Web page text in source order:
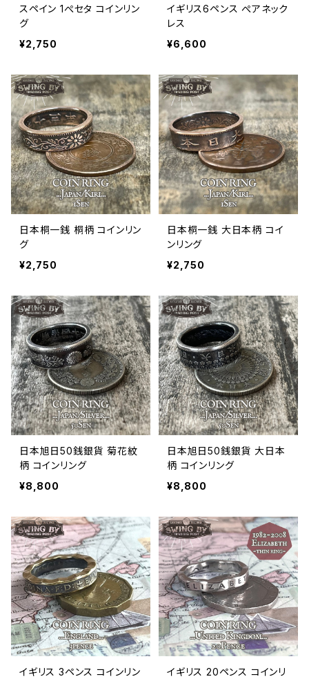
スペイン 1ぺセタ コインリン
グ
¥2,750
イギリス6ペンス ぺアネック
レス
¥6,600
日本桐一銭 桐柄 コインリン
グ
¥2,750
日本桐一銭 大日本柄 コイ
ンリング
¥2,750
日本旭日50銭銀貨 菊花紋
柄 コインリング
¥8,800
日本旭日50銭銀貨 大日本
柄 コインリング
¥8,800
イギリス 3ペンス コインリン
イギリス 20ペンス コインリ